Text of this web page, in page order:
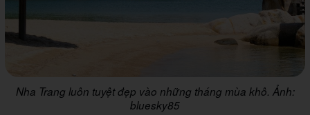
Nha Trang luôn tuyệt đẹp vào những tháng mùa khô. Ảnh:
bluesky85